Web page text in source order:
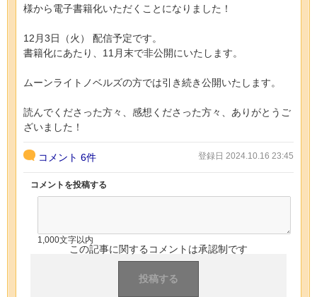
様から電子書籍化いただくことになりました！
12月3日（火） 配信予定です。
書籍化にあたり、11月末で非公開にいたします。
ムーンライトノベルズの方では引き続き公開いたします。
読んでくださった方々、感想くださった方々、ありがとうご
ざいました！
コメント 6件 登録日 2024.10.16 23:45
コメントを投稿する
1,000文字以内
この記事に関するコメントは承認制です